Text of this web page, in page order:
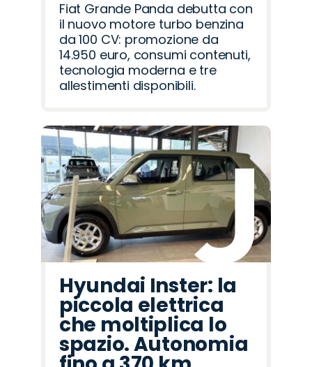
Fiat Grande Panda debutta con
il nuovo motore turbo benzina
da 100 CV: promozione da
14.950 euro, consumi contenuti,
tecnologia moderna e tre
allestimenti disponibili.
Hyundai Inster: la
piccola elettrica
che moltiplica lo
spazio. Autonomia